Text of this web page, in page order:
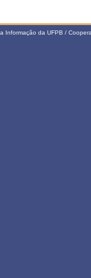
Informação da UFPB /